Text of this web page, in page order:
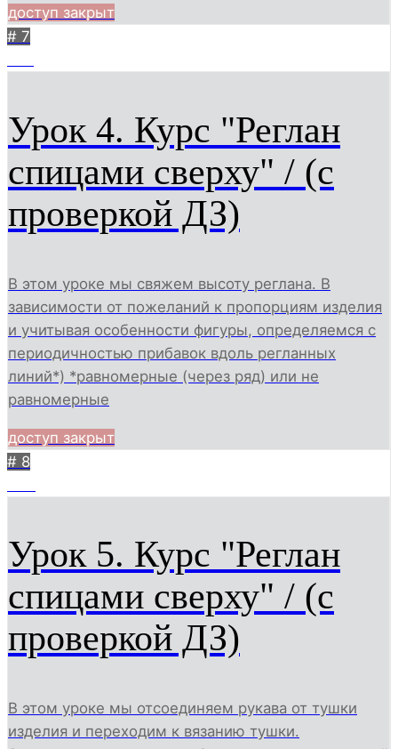
доступ закрыт
# 7
Урок 4. Курс "Реглан
спицами сверху" / (с
проверкой ДЗ)
В этом уроке мы свяжем высоту реглана. В
зависимости от пожеланий к пропорциям изделия
и учитывая особенности фигуры, определяемся с
периодичностью прибавок вдоль регланных
линий*) *равномерные (через ряд) или не
равномерные
доступ закрыт
# 8
Урок 5. Курс "Реглан
спицами сверху" / (с
проверкой ДЗ)
В этом уроке мы отсоединяем рукава от тушки
изделия и переходим к вязанию тушки.